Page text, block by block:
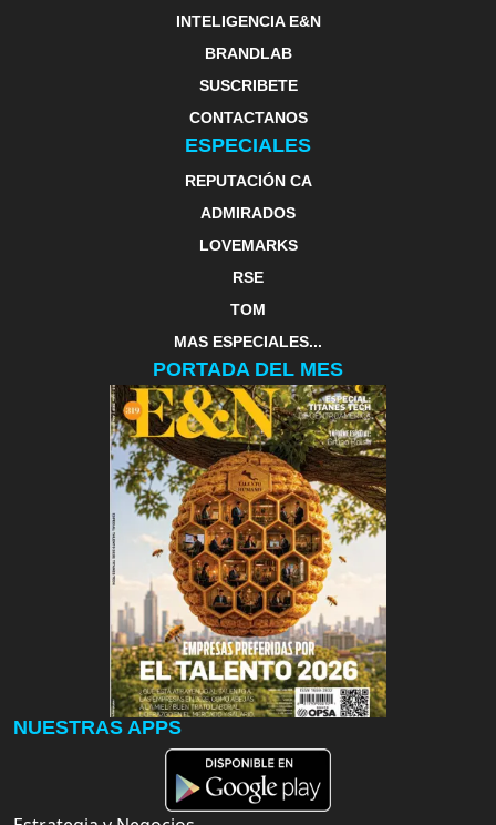
INTELIGENCIA E&N
BRANDLAB
SUSCRIBETE
CONTACTANOS
ESPECIALES
REPUTACIÓN CA
ADMIRADOS
LOVEMARKS
RSE
TOM
MAS ESPECIALES...
PORTADA DEL MES
NUESTRAS APPS